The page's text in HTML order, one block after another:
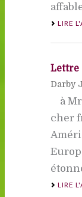
LIRE
Lettre
Darby
à Mr
cher
LIRE